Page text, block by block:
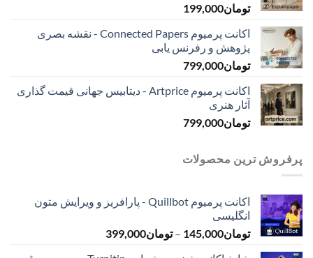
تومان199,000
اکانت پرمیوم Connected Papers - نقشه بصری
پژوهش و رفرنس یابی
تومان799,000
اکانت پرمیوم Artprice - دیتابیس جهانی قیمت ‌گذاری
آثار هنری
تومان799,000
پرفروش ترین محصولات
اکانت پرمیوم Quillbot - پارافریز و ویرایش متون
انگلیسی
تومان145,000
– تومان399,000